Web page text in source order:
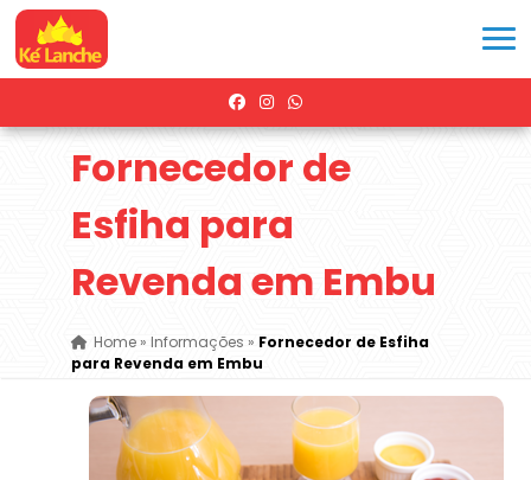
Fornecedor de
Esfiha para
Revenda em Embu
Home» Informações » Fornecedor de Esfiha
para Revenda em Embu